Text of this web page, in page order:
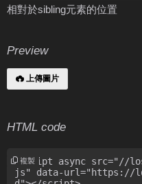
相對於sibling元素的位置
Preview
上傳圖片
HTML code
複製